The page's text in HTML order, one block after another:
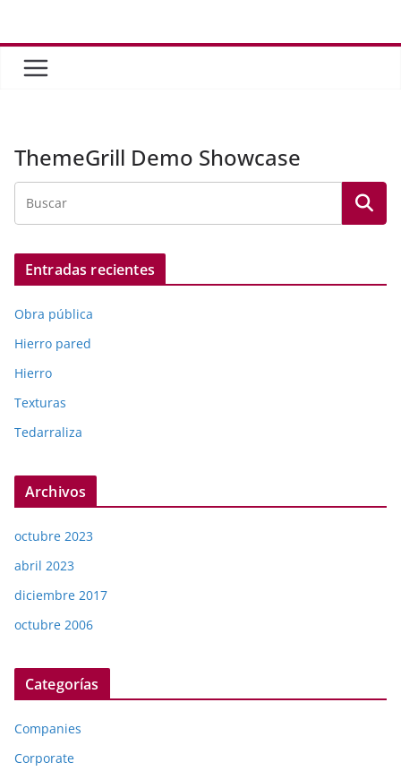
contenido
ThemeGrill Demo Showcase
Entradas recientes
Obra pública
Hierro pared
Hierro
Texturas
Tedarraliza
Archivos
octubre 2023
abril 2023
diciembre 2017
octubre 2006
Categorías
Companies
Corporate